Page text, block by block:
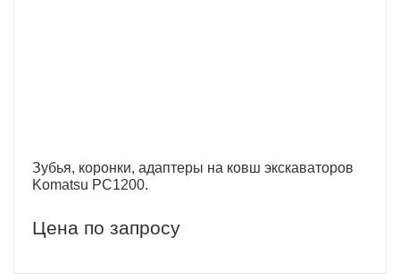
Зубья, коронки, адаптеры на ковш экскаваторов
Komatsu PC1200.
Цена по запросу